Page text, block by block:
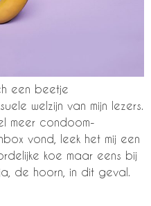
een beetje
welzijn van mijn lezers.
meer condoom-
vond, leek het mij een
koe maar eens bij
de hoorn, in dit geval.